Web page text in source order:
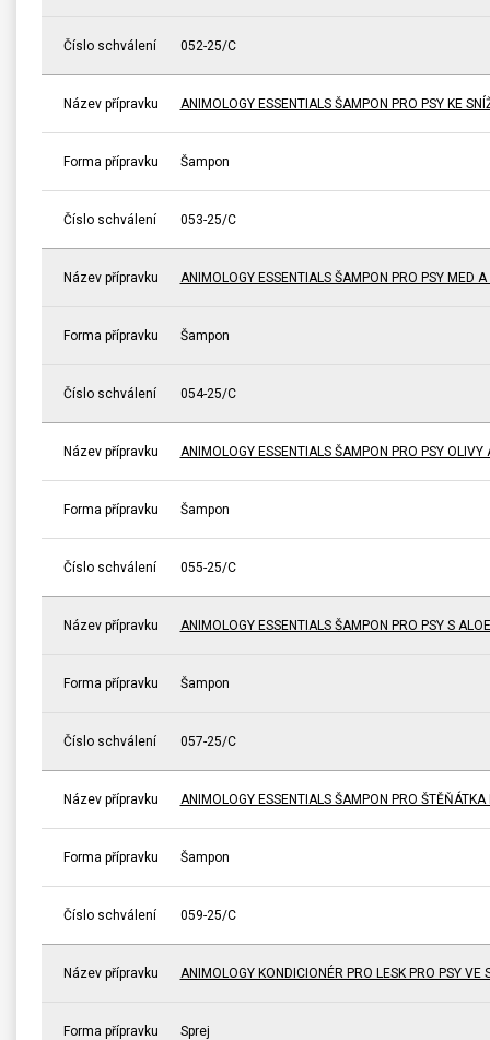
Číslo schválení 052-25/C
Název přípravku ANIMOLOGY ESSENTIALS ŠAMPON PRO PSY KE
Forma přípravku Šampon
Číslo schválení 053-25/C
Název přípravku ANIMOLOGY ESSENTIALS ŠAMPON PRO PSY MED
Forma přípravku Šampon
Číslo schválení 054-25/C
Název přípravku ANIMOLOGY ESSENTIALS ŠAMPON PRO PSY OLIVY
Forma přípravku Šampon
Číslo schválení 055-25/C
Název přípravku ANIMOLOGY ESSENTIALS ŠAMPON PRO PSY S
Forma přípravku Šampon
Číslo schválení 057-25/C
Název přípravku ANIMOLOGY ESSENTIALS ŠAMPON PRO
Forma přípravku Šampon
Číslo schválení 059-25/C
Název přípravku ANIMOLOGY KONDICIONÉR PRO LESK PRO PSY VE
Forma přípravku Sprej